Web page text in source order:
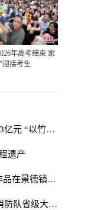
年高考结束 家
迎接考生
中国竹产业总产值达4153亿元 “以竹代塑”倡
遗产
中日韩艺术家的近百件作品在景德镇展出
江西开展2021专业森林消防队省级大比武